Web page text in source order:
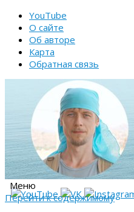
YouTube
О сайте
Об авторе
Карта
Обратная связь
Меню
Перейти к содержимому